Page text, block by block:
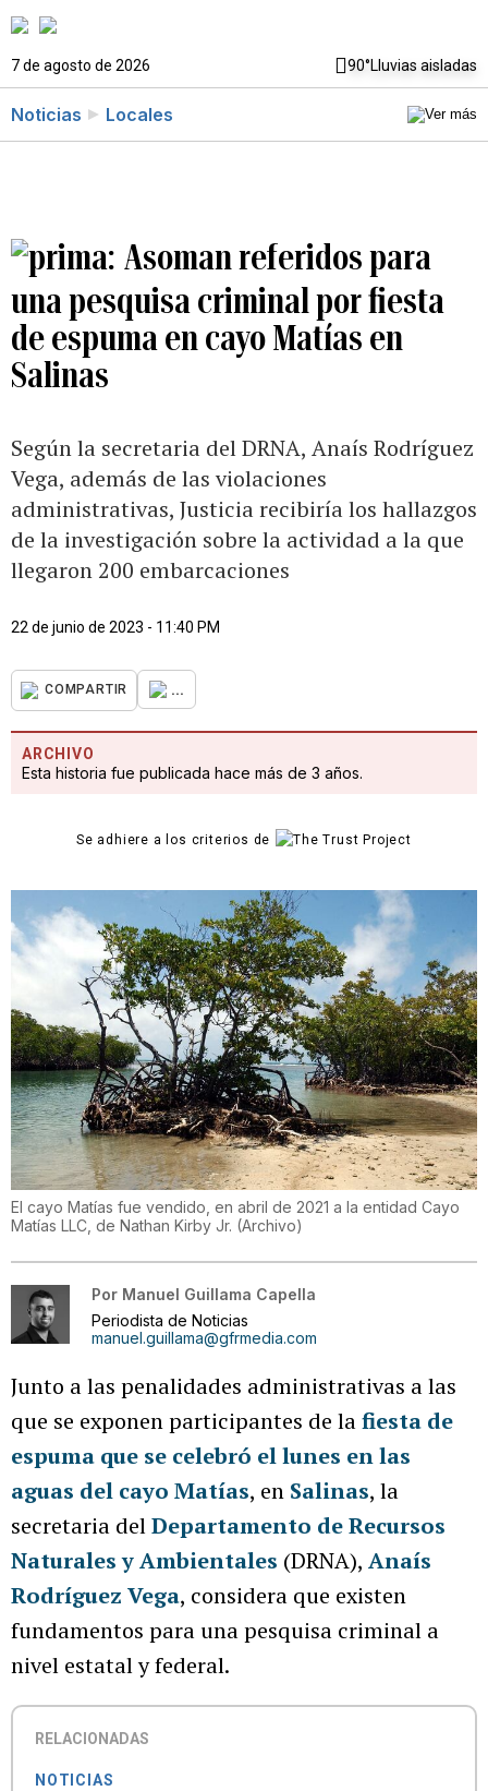
7 de agosto de 2026 90°Lluvias aisladas
Noticias Locales
Asoman referidos para
una pesquisa criminal por fiesta
de espuma en cayo Matías en
Salinas
Según la secretaria del DRNA, Anaís Rodríguez
Vega, además de las violaciones
administrativas, Justicia recibiría los hallazgos
de la investigación sobre la actividad a la que
llegaron 200 embarcaciones
22 de junio de 2023 - 11:40 PM
COMPARTIR ...
ARCHIVO
Esta historia fue publicada hace más de 3 años.
Se adhiere a los criterios de
El cayo Matías fue vendido, en abril de 2021 a la entidad Cayo
Matías LLC, de Nathan Kirby Jr. (Archivo)
Por Manuel Guillama Capella
Periodista de Noticias
manuel.guillama@gfrmedia.com
Junto a las penalidades administrativas a las
que se exponen participantes de lafiesta de
espuma que se celebró el lunes en las
aguas del cayo Matías, en Salinas, la
secretaria delDepartamento de Recursos
Naturales y Ambientales (DRNA), Anaís
Rodríguez Vega, considera que existen
fundamentos para una pesquisa criminal a
nivel estatal y federal.
RELACIONADAS
NOTICIAS